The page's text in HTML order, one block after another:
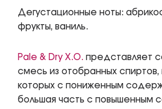
Дегустационные ноты:
фрукты, ваниль.
Pale & Dry X.O. представляет
смесь из отобранных
которых с пониженным
большая часть с повышенным